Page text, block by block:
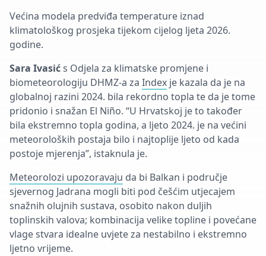
Većina modela predviđa temperature iznad
klimatološkog prosjeka tijekom cijelog ljeta 2026.
godine.
Sara Ivasićs Odjela za klimatske promjene i
biometeorologiju DHMZ-a za Index je kazala da je na
globalnoj razini 2024. bila rekordno topla te da je tome
pridonio i snažan El Niño. “U Hrvatskoj je to također
bila ekstremno topla godina, a ljeto 2024. je na većini
meteoroloških postaja bilo i najtoplije ljeto od kada
postoje mjerenja”, istaknula je.
Meteorolozi upozoravaju da bi Balkan i područje
sjevernog Jadrana mogli biti pod češćim utjecajem
snažnih olujnih sustava, osobito nakon duljih
toplinskih valova; kombinacija velike topline i povećane
vlage stvara idealne uvjete za nestabilno i ekstremno
ljetno vrijeme.